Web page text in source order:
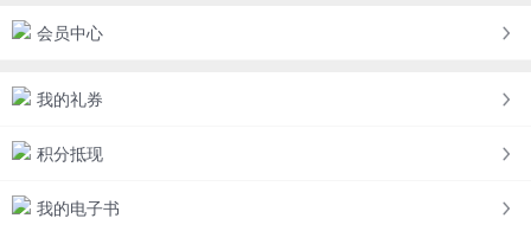
会员中心
我的礼券
积分抵现
我的电子书